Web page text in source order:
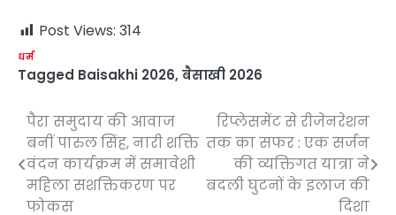
Post Views: 314
धर्म
Tagged Baisakhi 2026, बैसाखी 2026
Post
navigation
पैरा समुदाय की आवाज
बनीं पारुल सिंह, नारी शक्ति
वंदन कार्यक्रम में समावेशी
महिला सशक्तिकरण पर
फोकस
रिप्लेसमेंट से रीजेनरेशन
तक का सफर : एक सर्जन
की व्यक्तिगत यात्रा ने
बदली घुटनों के इलाज की
दिशा